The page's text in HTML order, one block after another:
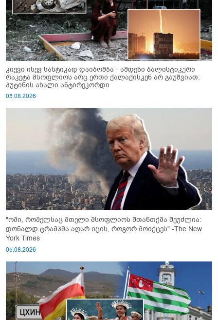
კიევი ისევ სასტიკად დაიბომბა - ამდენი ბალისტიკური
რაკეტა მსოფლიოს არც ერთი ქალაქისკენ არ გაუშვიათ:
პუტინის ახალი ანტირეკორდი
05.08.2026
"ომი, რომელსაც მთელი მსოფლიოს შთანთქმა შეუძლია:
დონალდ ტრამპმა აღარ იცის, როგორ მოიქცეს" -The New
York Times
05.08.2026